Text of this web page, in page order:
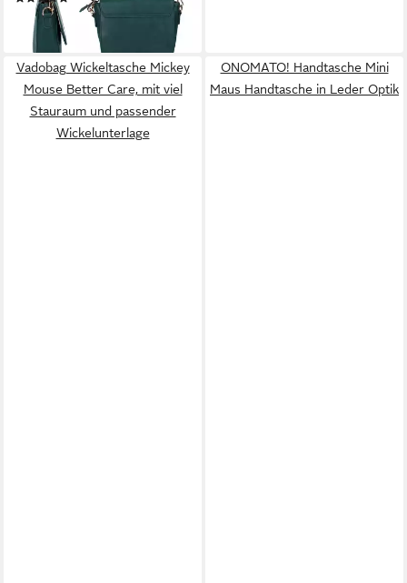
27,95 €
lieferbar - in 2-3 Werktagen bei dir
Vadobag Wickeltasche Mickey
Mouse Better Care, mit viel
Stauraum und passender
Wickelunterlage
ONOMATO! Handtasche Mini
Maus Handtasche in Leder Optik